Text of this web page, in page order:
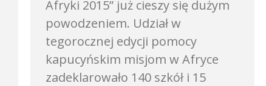
Afryki 2015” już cieszy się dużym
powodzeniem. Udział w
tegorocznej edycji pomocy
kapucyńskim misjom w Afryce
zadeklarowało 140 szkół i 15